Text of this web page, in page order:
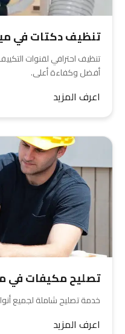
تنظيف دكتات في
تنظيف احترافي لقنوات
أفضل وكفاءة أعلى.
اعرف المزيد
تصليح مكيفات في
خدمة تصليح شاملة لجميع
اعرف المزيد